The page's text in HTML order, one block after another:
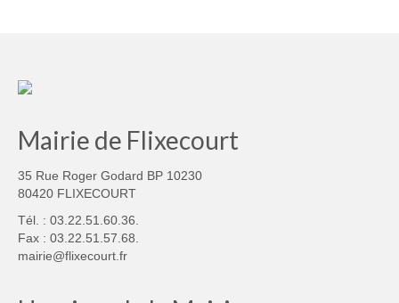
Mairie de Flixecourt
35 Rue Roger Godard BP 10230
80420 FLIXECOURT
Tél. : 03.22.51.60.36.
Fax : 03.22.51.57.68.
mairie@flixecourt.fr